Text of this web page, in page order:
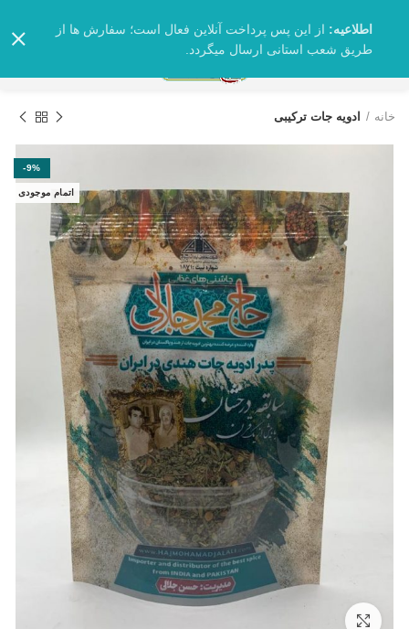
خانه ادویه جات ترکیبی
-9%
اتمام موجودی
اطلاعیه: از این پس پرداخت آنلاین فعال است؛ سفارش ها از
طریق شعب استانی ارسال میگردد.